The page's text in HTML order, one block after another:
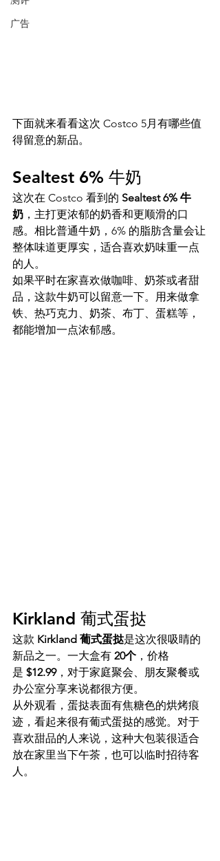
广告
下面就来看看这次 Costco 5月有哪些值
得留意的新品。
Sealtest 6% 牛奶
这次在 Costco 看到的 Sealtest 6% 牛
奶 ，主打更浓郁的奶香和更顺滑的口
感。相比普通牛奶，6% 的脂肪含量会让
整体味道更厚实，适合喜欢奶味重一点
的人。
如果平时在家喜欢做咖啡、奶茶或者甜
品，这款牛奶可以留意一下。用来做拿
铁、热巧克力、奶茶、布丁、蛋糕等，
都能增加一点浓郁感。
Kirkland 葡式蛋挞
这款 Kirkland 葡式蛋挞是这次很吸睛的
新品之一。一大盒有 20个 ，价格
是 $12.99，对于家庭聚会、朋友聚餐或
办公室分享来说都很方便。
从外观看，蛋挞表面有焦糖色的烘烤痕
迹，看起来很有葡式蛋挞的感觉。对于
喜欢甜品的人来说，这种大包装很适合
放在家里当下午茶，也可以临时招待客
人。